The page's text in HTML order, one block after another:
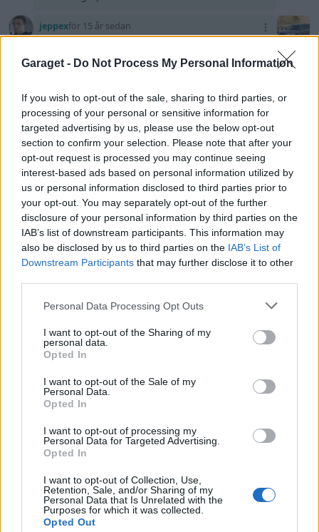
Garaget - Do Not Process My Personal Information
If you wish to opt-out of the sale, sharing to third parties, or
processing of your personal or sensitive information for
targeted advertising by us, please use the below opt-out
section to confirm your selection. Please note that after your
opt-out request is processed you may continue seeing
interest-based ads based on personal information utilized by
us or personal information disclosed to third parties prior to
your opt-out. You may separately opt-out of the further
disclosure of your personal information by third parties on the
IAB’s list of downstream participants. This information may
also be disclosed by us to third parties on the IAB’s List of
Downstream Participants that may further disclose it to other
Personal Data Processing Opt Outs
I want to opt-out of the Sharing of my
personal data.
Opted In
I want to opt-out of the Sale of my
Personal Data.
Opted In
I want to opt-out of processing my
Personal Data for Targeted Advertising.
Opted In
I want to opt-out of Collection, Use,
Retention, Sale, and/or Sharing of my
Personal Data that Is Unrelated with the
Purposes for which it was collected.
Opted Out
jeppexför 15 år sedan
niibor
också:)
AndyRS6för 15 år sedan
din va inte dum den heller =)
Aero_Chippenför 15 år sedan
Du har det rätt bra du med ;)
_Lindstrom_ för 15 år sedan
Snygg 9-3a :)
Bra snygg Saab du har där!!!
Kannon fin!!! :) hirsch mm :)
Euroman
Riktigt fina dessa! en utav dom snyggare
saab gjort :)
Sjukt läcker 9-3:a! Fälgarna är riktigt snygga!
Turbosnurraför 15 år sedan